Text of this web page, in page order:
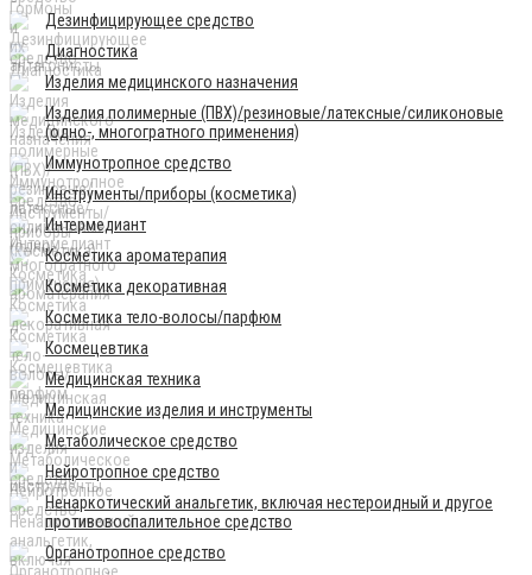
Дезинфицирующее средство
Диагностика
Изделия медицинского назначения
Изделия полимерные (ПВХ)/резиновые/латексные/силиконовые
(одно-, многогратного применения)
Иммунотропное средство
Инструменты/приборы (косметика)
Интермедиант
Косметика ароматерапия
Косметика декоративная
Косметика тело-волосы/парфюм
Космецевтика
Медицинская техника
Медицинские изделия и инструменты
Метаболическое средство
Нейротропное средство
Ненаркотический анальгетик, включая нестероидный и другое
противовоспалительное средство
Органотропное средство